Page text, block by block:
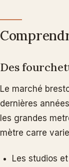
Des
Le marché
dernières
les grandes
mètre carre
Les studios